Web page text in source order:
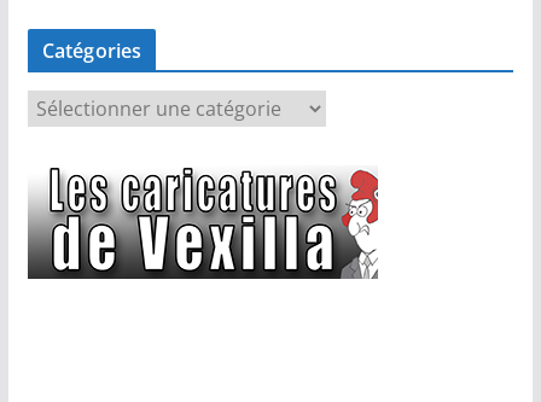
Catégories
a
é
g
o
r